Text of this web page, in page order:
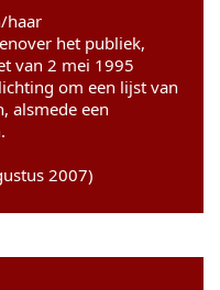
haar
het publiek,
van 2 mei 1995
om een lijst van
alsmede een
2007)